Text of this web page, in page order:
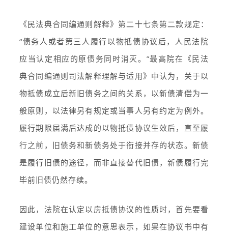
《民法典合同编通则解释》第二十七条第二款规定：
“债务人或者第三人履行以物抵债协议后，人民法院
应当认定相应的原债务同时消灭。”最高院在《民法
典合同编通则司法解释理解与适用》中认为，关于以
物抵债成立后新旧债务之间的关系，以新债清偿为一
般原则，以法律另有规定或当事人另有约定为例外。
履行期限届满后达成的以物抵债协议生效后，直至履
行之前，旧债务和新债务处于衔接并存的状态。新债
是履行旧债的途径，而非直接替代旧债，新债履行完
毕前旧债仍然存续。
因此，法院在认定以房抵债协议的性质时，首先要看
建设单位和施工单位的意思表示，如果在协议书中有